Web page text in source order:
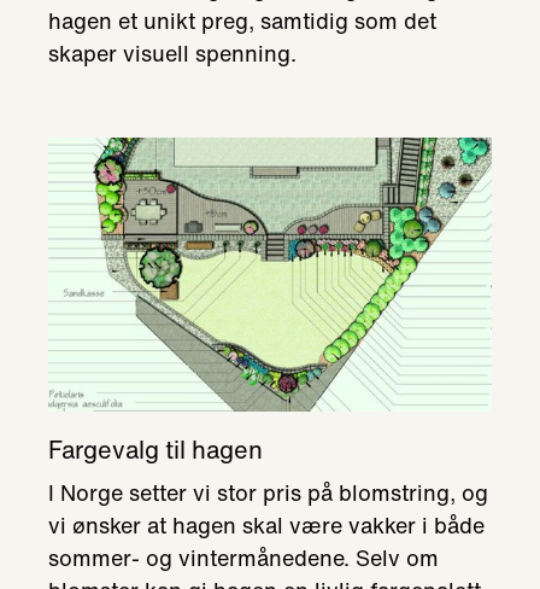
hagen et unikt preg, samtidig som det
skaper visuell spenning.
Fargevalg til hagen
I Norge setter vi stor pris på blomstring, og
vi ønsker at hagen skal være vakker i både
sommer- og vintermånedene. Selv om